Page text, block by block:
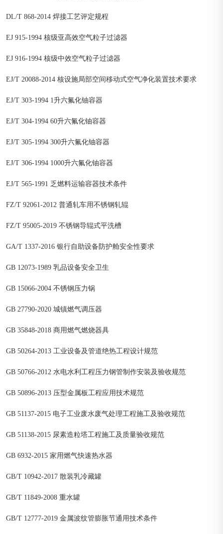
DL/T 868-2014 焊接工艺评定规程
EJ 915-1994 核级亚高效空气粒子过滤器
EJ 916-1994 核级中效空气粒子过滤器
EJ/T 20088-2014 核设施局部空间移动式空气净化装置技术要求
EJ/T 303-1994 1升六氟化铀容器
EJ/T 304-1994 60升六氟化铀容器
EJ/T 305-1994 300升六氟化铀容器
EJ/T 306-1994 1000升六氟化铀容器
EJ/T 565-1991 乏燃料运输容器技术条件
FZ/T 92061-2012 普通轧车用不锈钢轧辊
FZ/T 95005-2019 不锈钢导辊式平洗槽
GA/T 1337-2016 银行自助设备防护舱安全性要求
GB 12073-1989 乳品设备安全卫生
GB 15066-2004 不锈钢压力锅
GB 27790-2020 城镇燃气调压器
GB 35848-2018 商用燃气燃烧器具
GB 50264-2013 工业设备及管道绝热工程设计规范
GB 50766-2012 水电水利工程压力钢管制作安装及验收规范
GB 50896-2013 压型金属板工程应用技术规范
GB 51137-2015 电子工业废水废气处理工程施工及验收规范
GB 51138-2015 尿素造粒塔工程施工及质量验收规范
GB 6932-2015 家用燃气快速热水器
GB/T 10942-2017 散装乳冷藏罐
GB/T 11849-2008 重水罐
GB/T 12777-2019 金属波纹管膨胀节通用技术条件